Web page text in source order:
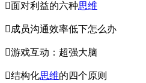
面对利益的六种思维
成员沟通效率低下怎么办
游戏互动：超强大脑
结构化思维的四个原则